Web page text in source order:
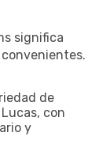
significa
de
con
y